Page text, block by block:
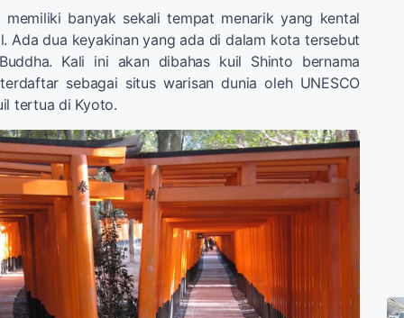
banyak sekali tempat menarik yang kental
Ada dua keyakinan yang ada di dalam kota tersebut
Kali ini akan dibahas kuil Shinto bernama
sebagai situs warisan dunia oleh UNESCO
tertua di Kyoto.